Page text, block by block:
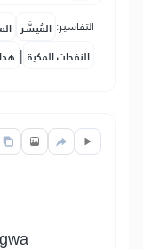
التفاسير: المُيسَّر
النفحات المكية |